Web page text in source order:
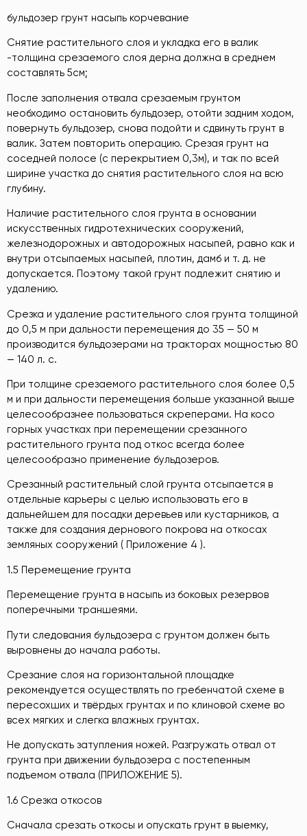
бульдозер грунт насыпь корчевание
Снятие растительного слоя и укладка его в валик
-толщина срезаемого слоя дерна должна в среднем
составлять 5см;
После заполнения отвала срезаемым грунтом
необходимо остановить бульдозер, отойти задним ходом,
повернуть бульдозер, снова подойти и сдвинуть грунт в
валик. Затем повторить операцию. Срезая грунт на
соседней полосе (с перекрытием 0,3м), и так по всей
ширине участка до снятия растительного слоя на всю
глубину.
Наличие растительного слоя грунта в основании
искусственных гидротехнических сооружений,
железнодорожных и автодорожных насыпей, равно как и
внутри отсыпаемых насыпей, плотин, дамб и т. д. не
допускается. Поэтому такой грунт подлежит снятию и
удалению.
Срезка и удаление растительного слоя грунта толщиной
до 0,5 м при дальности перемещения до 35 — 50 м
производится бульдозерами на тракторах мощностью 80
— 140 л. с.
При толщине срезаемого растительного слоя более 0,5
м и при дальности перемещения больше указанной выше
целесообразнее пользоваться скреперами. На косо
горных участках при перемещении срезанного
растительного грунта под откос всегда более
целесообразно применение бульдозеров.
Срезанный растительный слой грунта отсыпается в
отдельные карьеры с целью использовать его в
дальнейшем для посадки деревьев или кустарников, а
также для создания дернового покрова на откосах
земляных сооружений ( Приложение 4 ).
1.5 Перемещение грунта
Перемещение грунта в насыпь из боковых резервов
поперечными траншеями.
Пути следования бульдозера с грунтом должен быть
выровнены до начала работы.
Срезание слоя на горизонтальной площадке
рекомендуется осуществлять по гребенчатой схеме в
пересохших и твёрдых грунтах и по клиновой схеме во
всех мягких и слегка влажных грунтах.
Не допускать затупления ножей. Разгружать отвал от
грунта при движении бульдозера с постепенным
подъемом отвала (ПРИЛОЖЕНИЕ 5).
1.6 Срезка откосов
Сначала срезать откосы и опускать грунт в выемку,